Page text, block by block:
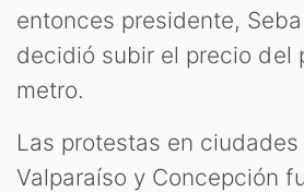
entonces presidente,
decidió subir el precio del
metro.
Las protestas en
Valparaíso y Concepción